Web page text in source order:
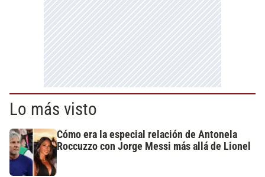
Lo más visto
Cómo era la especial relación de Antonela
Roccuzzo con Jorge Messi más allá de Lionel